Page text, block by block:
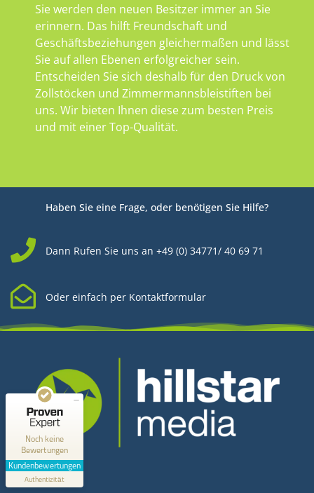
Sie werden den neuen Besitzer immer an Sie
erinnern. Das hilft Freundschaft und
Geschäftsbeziehungen gleichermaßen und lässt
Sie auf allen Ebenen erfolgreicher sein.
Entscheiden Sie sich deshalb für den Druck von
Zollstöcken und Zimmermannsbleistiften bei
uns. Wir bieten Ihnen diese zum besten Preis
und mit einer Top-Qualität.
Haben Sie eine Frage, oder benötigen Sie Hilfe?
Dann Rufen Sie uns an +49 (0) 34771/ 40 69 71
Oder einfach per Kontaktformular
Kontakt
Hillstar Media
Noch keine
Bewertungen
Kundenbewertungen
Authentizität
Hillstar Media
MANGELHAFT
0,00 / 5,00
Erfahren Sie mehr über dieses Bewertungssiegel
Profil ansehen